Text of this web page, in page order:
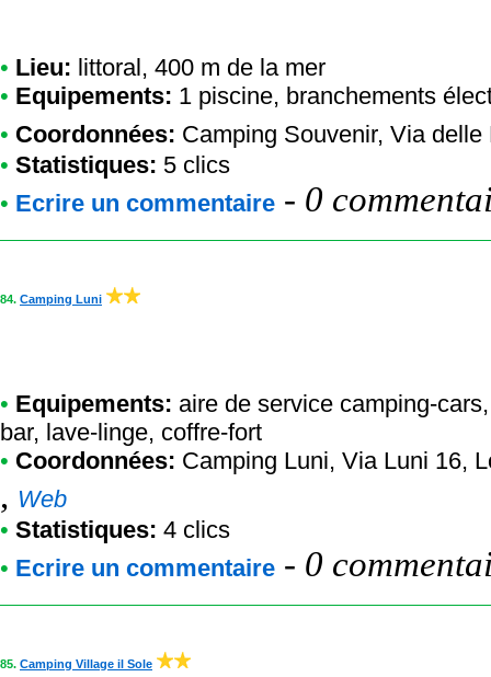
• Lieu: littoral, 400 m de la mer
• Equipements: 1 piscine, branchements
• Coordonnées: Camping Souvenir, Via delle
• Statistiques: 5 clics
• Ecrire un commentaire - 0
84. Camping Luni
• Equipements: aire de service camping-
bar, lave-linge, coffre-fort
• Coordonnées: Camping Luni, Via Luni 16,
, Web
• Statistiques: 4 clics
• Ecrire un commentaire - 0
85. Camping Village il Sole